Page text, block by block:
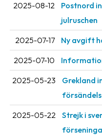
Kundtjänst
Om
företaget
Om
Fraktjakt
Pressrum
Medarbetare
2025-08-12
Postnord
julruschen
2025-07-17 Ny avgift
2025-07-10
2025-05-23
Grekland
2025-05-22
Strejk i